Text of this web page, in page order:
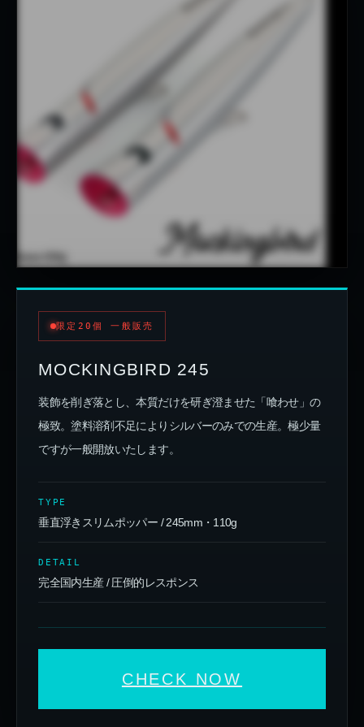
限定20個 一般販売
MOCKINGBIRD 245
装飾を削ぎ落とし、本質だけを研ぎ澄ませた「喰わせ」の
極致。塗料溶剤不足によりシルバーのみでの生産。極少量
ですが一般開放いたします。
TYPE
垂直浮きスリムポッパー / 245mm・110g
DETAIL
完全国内生産 / 圧倒的レスポンス
CHECK NOW